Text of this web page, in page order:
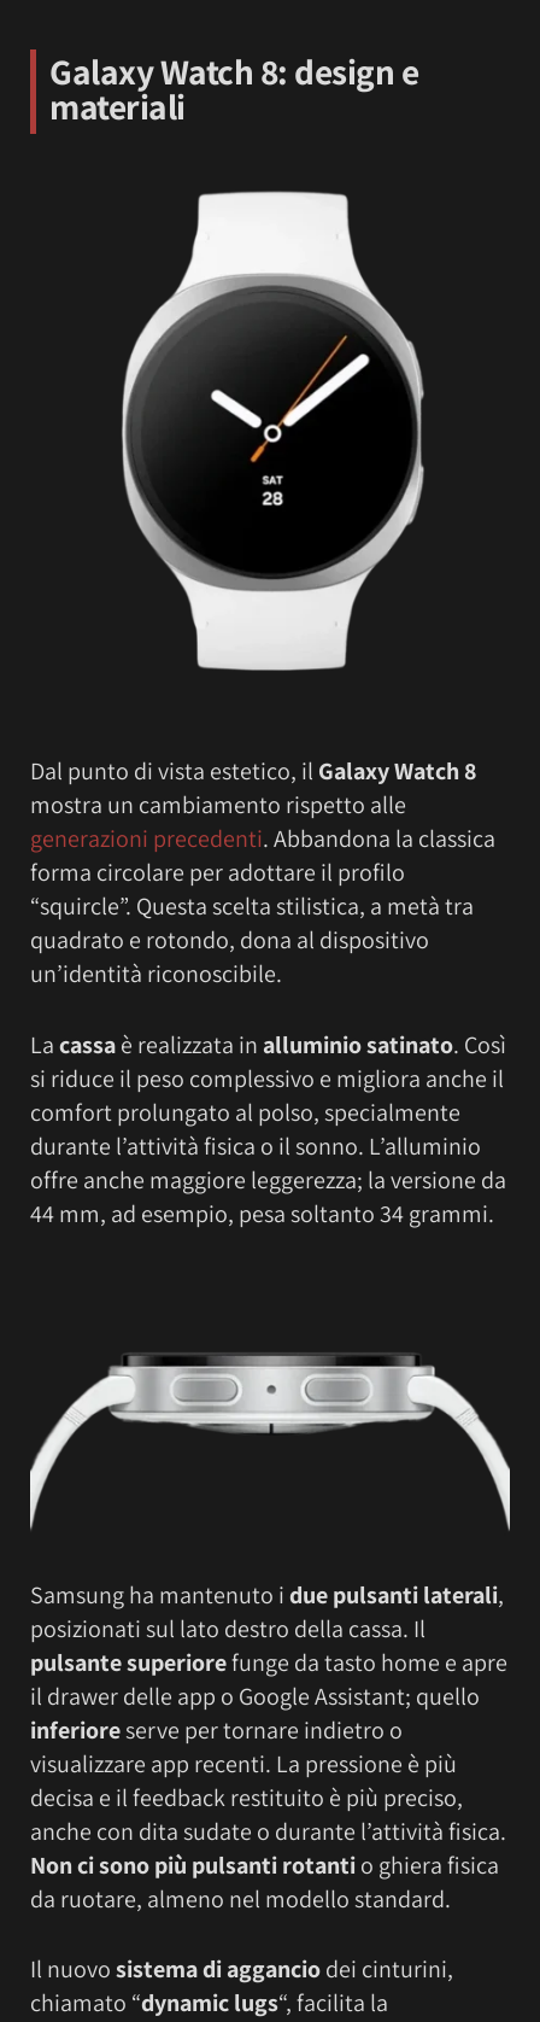
Galaxy Watch 8: design e
materiali
Dal punto di vista estetico, il Galaxy Watch 8
mostra un cambiamento rispetto alle
generazioni precedenti. Abbandona la classica
forma circolare per adottare il profilo
“squircle”. Questa scelta stilistica, a metà tra
quadrato e rotondo, dona al dispositivo
un’identità riconoscibile.
Lacassaè realizzata in alluminio satinato. Così
si riduce il peso complessivo e migliora anche il
comfort prolungato al polso, specialmente
durante l’attività fisica o il sonno. L’alluminio
offre anche maggiore leggerezza; la versione da
44 mm, ad esempio, pesa soltanto 34 grammi.
Samsung ha mantenuto idue pulsanti laterali,
posizionati sul lato destro della cassa. Il
pulsante superiorefunge da tasto home e apre
il drawer delle app o Google Assistant; quello
inferioreserve per tornare indietro o
visualizzare app recenti. La pressione è più
decisa e il feedback restituito è più preciso,
anche con dita sudate o durante l’attività fisica.
Non ci sono più pulsanti rotantio ghiera fisica
da ruotare, almeno nel modello standard.
Il nuovosistema di agganciodei cinturini,
chiamato “dynamic lugs“, facilita la